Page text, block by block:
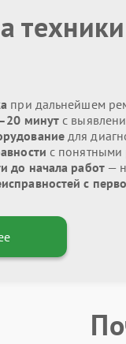
при дальнейшем
минут с
для
с
до начала работ—
с